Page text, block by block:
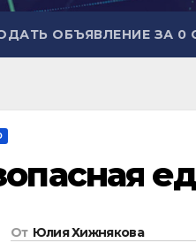
ОБЪЯВЛЕНИЕ ЗА 0
От Юлия Хижнякова